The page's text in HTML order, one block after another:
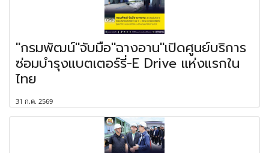
"กรมพัฒน์"จับมือ"ฉางอาน"เปิดศูนย์บริการ
ซ่อมบำรุงแบตเตอร์รี่-E Drive แห่งแรกใน
ไทย
31 ก.ค. 2569